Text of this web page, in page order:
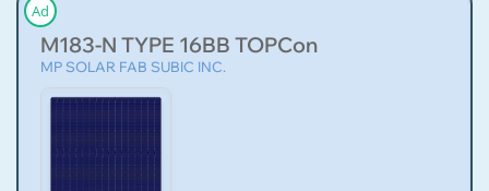
Ad
M183-N TYPE 16BB TOPCon
MP SOLAR FAB SUBIC INC.